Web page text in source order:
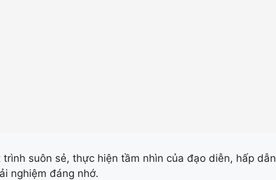
suôn sẻ, thực hiện tầm nhìn của đạo diễn, hấp dẫn
nghiệm đáng nhớ.